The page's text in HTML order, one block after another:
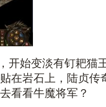
开始变淡有钉耙猫
在岩石上，陆贞传
看看牛魔将军？